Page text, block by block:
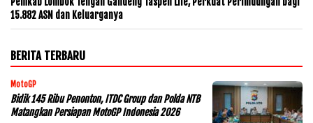
15.882 ASN dan Keluarganya
BERITA TERBARU
MotoGP
Bidik 145 Ribu Penonton, ITDC Group dan Polda NTB
Matangkan Persiapan MotoGP Indonesia 2026